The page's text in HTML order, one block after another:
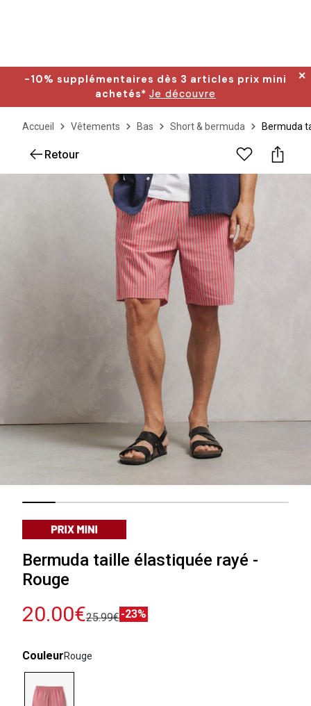
-10% supplémentaires dès 3 articles prix mini
achetés* Je découvre
✕
Accueil Vêtements Bas Short & bermuda Bermuda
Retour
Bermuda taille élastiquée rayé -
Rouge
20.00€25.99€-23%
CouleurRouge